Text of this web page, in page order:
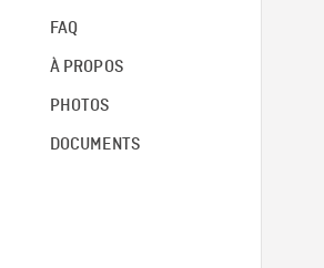
FAQ
À PROPOS
PHOTOS
DOCUMENTS